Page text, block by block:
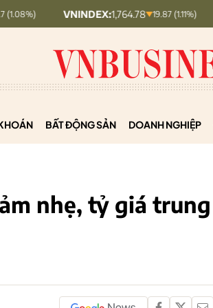
VNINDEX: 1,764.78 19.87 (1.11%) HNX30:
BẤT ĐỘNG SẢN DOANH NGHIỆP
nhẹ, tỷ giá trung